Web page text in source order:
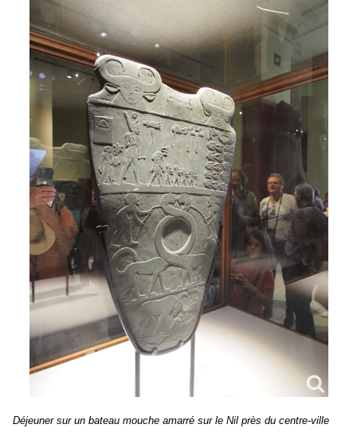
Déjeuner sur un bateau mouche amarré sur le Nil près du centre-ville